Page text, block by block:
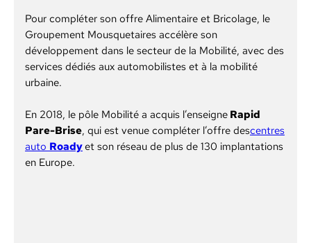
Pour compléter son offre Alimentaire et Bricolage, le
Groupement Mousquetaires accélère son
développement dans le secteur de la Mobilité, avec des
services dédiés aux automobilistes et à la mobilité
urbaine.
En 2018, le pôle Mobilité a acquis l’enseigne Rapid
Pare-Brise, qui est venue compléter l’offre descentres
auto Roadyet son réseau de plus de 130 implantations
en Europe.